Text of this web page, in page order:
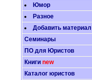
Юмор
Разное
Добавить материал
Семинары
ПО для Юристов
Книги new
Каталог юристов